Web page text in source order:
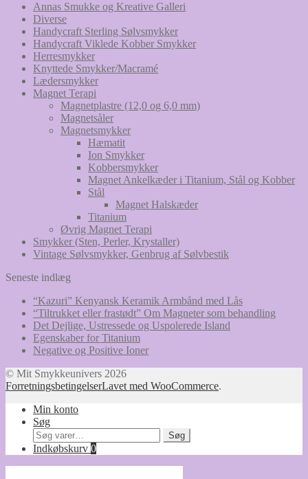
Annas Smukke og Kreative Galleri
Diverse
Handycraft Sterling Sølvsmykker
Handycraft Viklede Kobber Smykker
Herresmykker
Knyttede Smykker/Macramé
Lædersmykker
Magnet Terapi
Magnetplastre (12,0 og 6,0 mm)
Magnetsåler
Magnetsmykker
Hæmatit
Ion Smykker
Kobbersmykker
Magnet Ankelkæder i Titanium, Stål og Kobber
Stål
Magnet Halskæder
Titanium
Øvrig Magnet Terapi
Smykker (Sten, Perler, Krystaller)
Vintage Sølvsmykker, Genbrug af Sølvbestik
Seneste indlæg
“Kazuri” Kenyansk Keramik Armbånd med Lås
“Tiltrukket eller frastødt” Om Magneter som behandling
Det Dejlige, Ustressede og Uspolerede Island
Egenskaber for Titanium
Negative og Positive Ioner
© Mit Smykkeunivers 2026
ForretningsbetingelserLavet med WooCommerce.
Min konto
Søg
Søg
efter:
Søg
Indkøbskurv 0